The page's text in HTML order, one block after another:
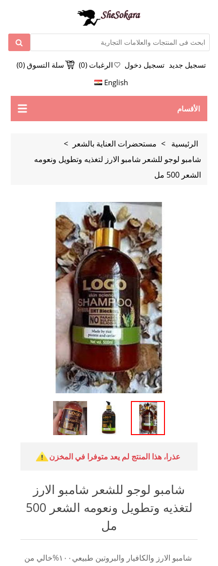
تسجيل جديد تسجيل دخول الرغبات (0) سلة التسوق (0)
English
الأقسام
الرئيسية > مستحضرات العناية بالشعر
>
شامبو لوجو للشعر شامبو الارز لتغذيه وتطويل ونعومه
الشعر 500 مل
عذرا، هذا المنتج لم يعد متوفرا في المخزن
شامبو لوجو للشعر شامبو الارز
لتغذيه وتطويل ونعومه الشعر 500
مل
⁩ شامبو الارز والكافيار والبروتين طبيعي١٠٠%خالي من